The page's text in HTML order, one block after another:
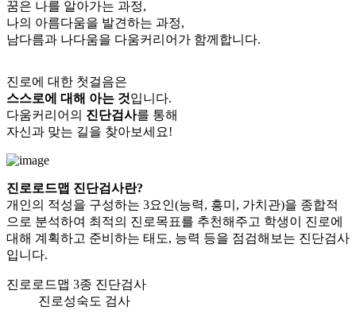
꿈은 나를 알아가는 과정,
나의 아름다움을 발견하는 과정,
남다름과 나다움을 다움커리어가 함께합니다.
진로에 대한 첫걸음은
스스로에 대해 아는 것입니다.
다움커리어의 진단검사를 통해
자신과 맞는 길을 찾아보세요!
진로로드맵 진단검사란?
개인의 적성을 구성하는 3요인(능력, 흥미, 가치관)을 종합적
으로 분석하여 최적의 진로목표를 추천해주고 학생이 진로에
대해 계획하고 준비하는 태도, 능력 등을 점검해보는 진단검사
입니다.
진로로드맵 3종 진단검사
진로성숙도 검사